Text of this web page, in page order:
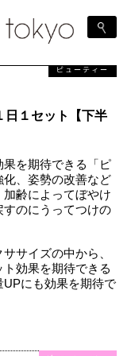
ビューティー
日１セット【下半
を期待できる「ピ
、姿勢の改善など
齢によってぼやけ
のにうってつけの
サイズの中から、
効果を期待できる
UPにも効果を期待で